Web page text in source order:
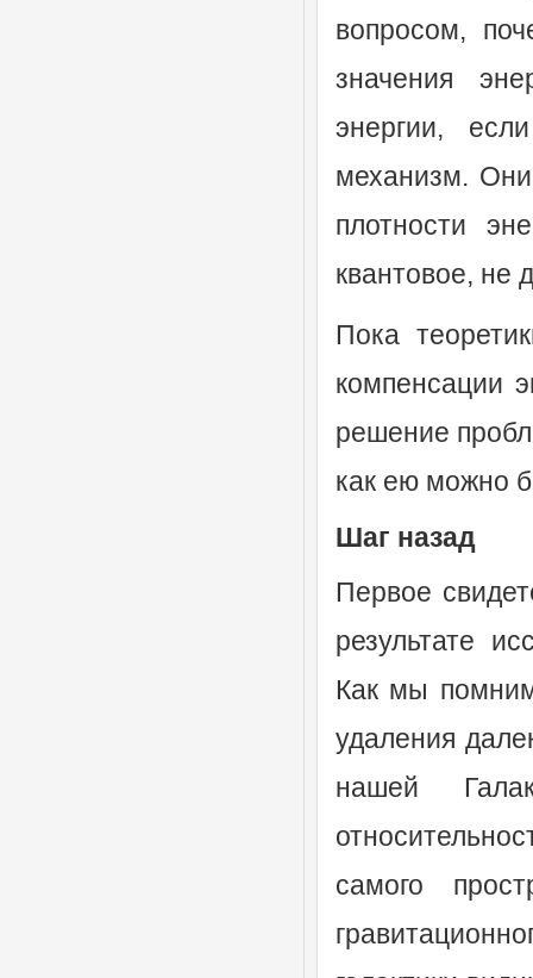
вопросом,
значения
энергии,
механизм.
плотности
квантовое, не
Пока
компенсации
решение
как ею можно
Шаг назад
Первое
результате
Как мы
удаления
нашей
самого